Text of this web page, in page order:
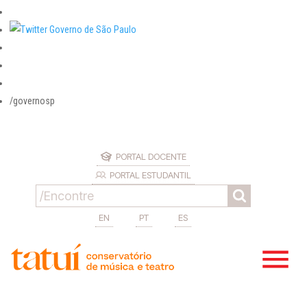
/governosp
PORTAL DOCENTE
PORTAL ESTUDANTIL
EN PT ES